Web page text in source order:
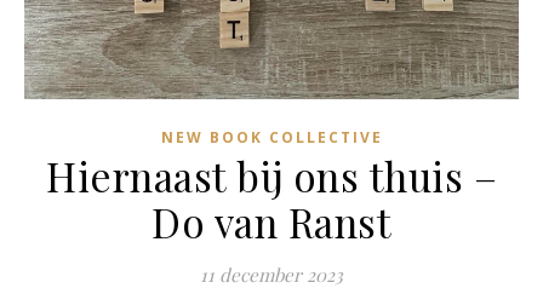
NEW BOOK COLLECTIVE
Hiernaast bij ons thuis –
Do van Ranst
11 december 2023